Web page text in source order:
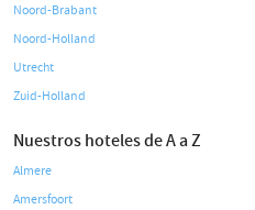
Noord-Brabant
Noord-Holland
Utrecht
Zuid-Holland
Nuestros hoteles de A a Z
Almere
Amersfoort